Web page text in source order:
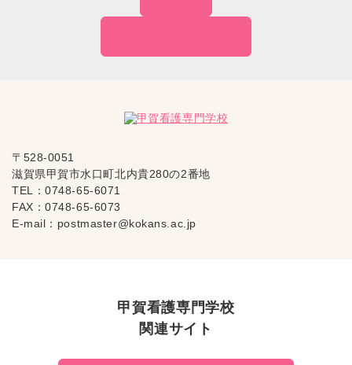
〒528-0051
滋賀県甲賀市水口町北内貴280の2番地
TEL：0748-65-6071
FAX：0748-65-6073
E-mail： postmaster@kokans.ac.jp
甲賀看護専門学校
関連サイト